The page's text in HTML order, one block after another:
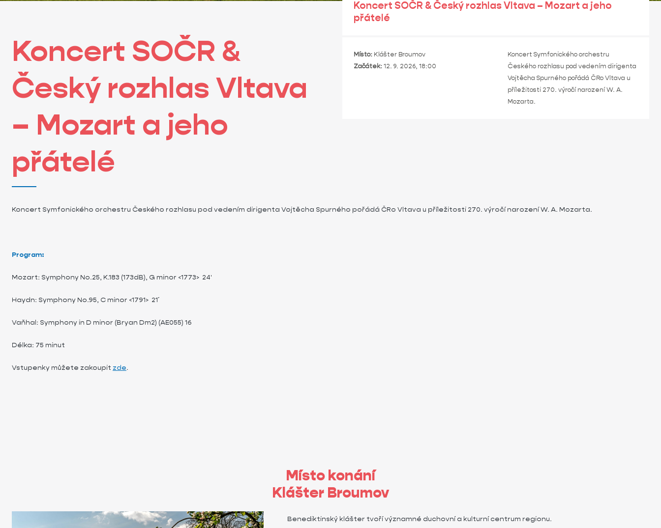
Koncert SOČR & Český rozhlas Vltava – Mozart a jeho
přátelé
Místo: Klášter Broumov
Začátek:12. 9. 2026, 18:00
Koncert Symfonického orchestru
Českého rozhlasu pod vedením dirigenta
Vojtěcha Spurného pořádá ČRo Vltava u
příležitosti 270. výročí narození W. A.
Mozarta.
Koncert SOČR &
Český rozhlas Vltava
– Mozart a jeho
přátelé
Koncert Symfonického orchestru Českého rozhlasu pod vedením dirigenta Vojtěcha Spurného pořádá ČRo Vltava u příležitosti 270. výročí narození W. A. Mozarta.
Program:
Mozart: Symphony No.25, K.183 (173dB), G minor <1773> 24'
Haydn: Symphony No.95, C minor <1791> 21´
Vaňhal: Symphony in D minor (Bryan Dm2) (AE055) 16
Délka: 75 minut
Vstupenky můžete zakoupit zde.
Místo konání
Klášter Broumov
Benediktinský klášter tvoří významné duchovní a kulturní centrum regionu.